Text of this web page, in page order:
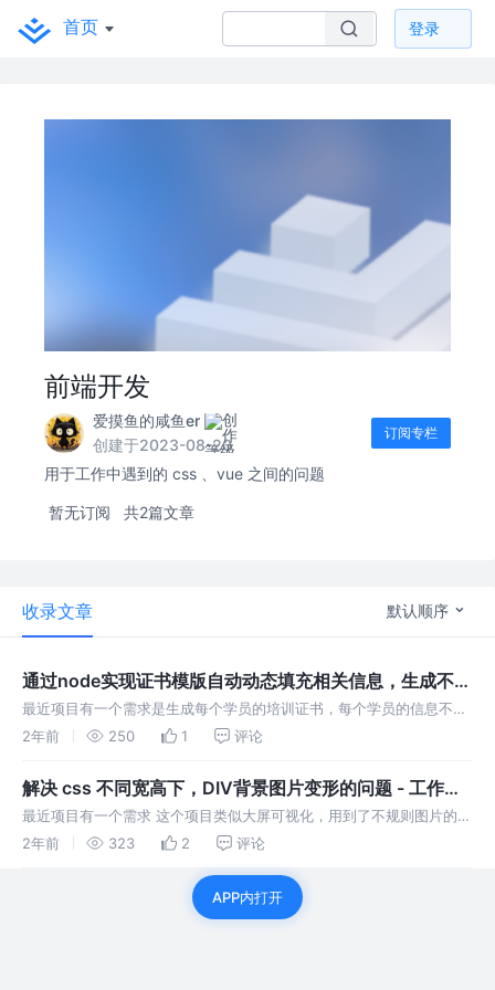
首页 登录
前端开发
爱摸鱼的咸鱼er
创建于2023-08-20
订阅专栏
用于工作中遇到的 css 、vue 之间的问题
暂无订阅 共2篇文章
收录文章 默认顺序
通过node实现证书模版自动动态填充相关信息，生成不同
的证书-工作记录
最近项目有一个需求是生成每个学员的培训证书，每个学员的信息不
同，要动态生成证书 1.首先找UI老师要一张证书模版图，svg格式的，
2年前 250 1 评论
解决 css 不同宽高下，DIV背景图片变形的问题 - 工作记
录
最近项目有一个需求 这个项目类似大屏可视化，用到了不规则图片的
div 背景，部分UI如图 遇到的问题 解决办法 - 做一个组件 首先找UI老
2年前 323 2 评论
APP内打开